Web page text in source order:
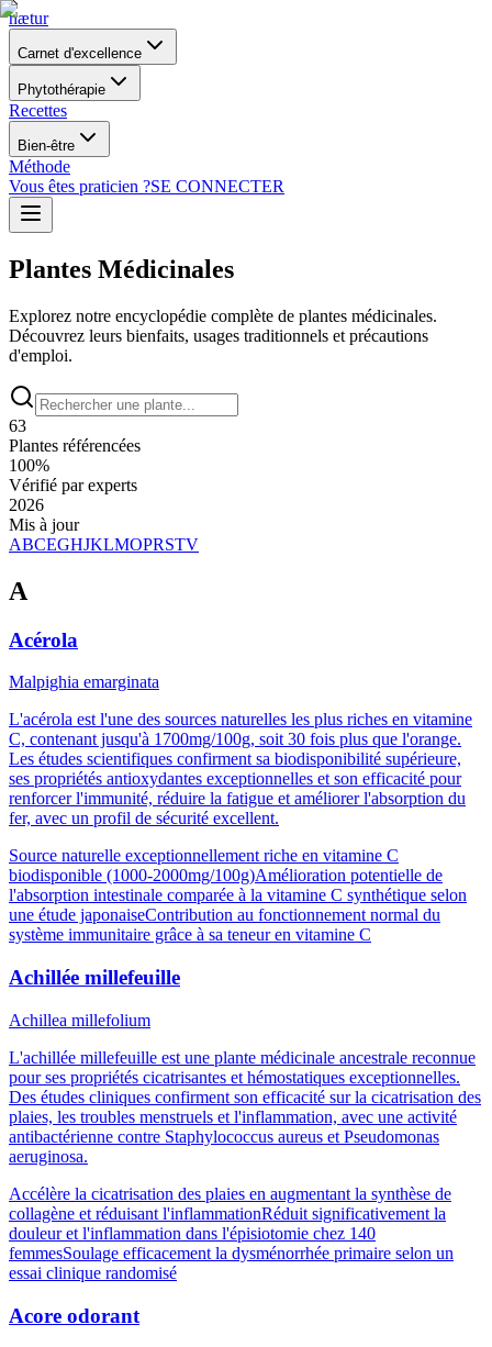
nætur
Carnet d'excellence
Phytothérapie
Recettes
Bien-être
Méthode
Vous êtes praticien ?SE CONNECTER
Plantes Médicinales
Explorez notre encyclopédie complète de plantes médicinales.
Découvrez leurs bienfaits, usages traditionnels et précautions
d'emploi.
63
Plantes référencées
100%
Vérifié par experts
2026
Mis à jour
ABCEGHJKLMOPRSTV
A
Acérola
Malpighia emarginata
L'acérola est l'une des sources naturelles les plus riches en vitamine
C, contenant jusqu'à 1700mg/100g, soit 30 fois plus que l'orange.
Les études scientifiques confirment sa biodisponibilité supérieure,
ses propriétés antioxydantes exceptionnelles et son efficacité pour
renforcer l'immunité, réduire la fatigue et améliorer l'absorption du
fer, avec un profil de sécurité excellent.
Source naturelle exceptionnellement riche en vitamine C
biodisponible (1000-2000mg/100g)Amélioration potentielle de
l'absorption intestinale comparée à la vitamine C synthétique selon
une étude japonaiseContribution au fonctionnement normal du
système immunitaire grâce à sa teneur en vitamine C
Achillée millefeuille
Achillea millefolium
L'achillée millefeuille est une plante médicinale ancestrale reconnue
pour ses propriétés cicatrisantes et hémostatiques exceptionnelles.
Des études cliniques confirment son efficacité sur la cicatrisation des
plaies, les troubles menstruels et l'inflammation, avec une activité
antibactérienne contre Staphylococcus aureus et Pseudomonas
aeruginosa.
Accélère la cicatrisation des plaies en augmentant la synthèse de
collagène et réduisant l'inflammationRéduit significativement la
douleur et l'inflammation dans l'épisiotomie chez 140
femmesSoulage efficacement la dysménorrhée primaire selon un
essai clinique randomisé
Acore odorant